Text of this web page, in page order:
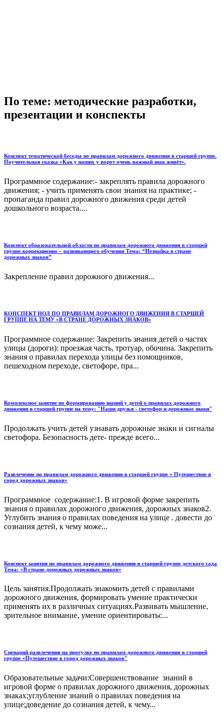
По теме: методические разработки,
презентации и конспекты
Конспект тематической беседы по правилам дорожного движения в старшей группе.
Поучительная сказка «Как у наших у ворот очень важный знак живёт».
Программное содержание:- закреплять правила дорожного
движения; - учить применять свои знания на практике; -
пропаганда правил дорожного движения среди детей
дошкольного возраста....
Конспект образовательной области по правилам дорожного движения в старшей
группе коррекционно – развивающего обучения Тема: “Незнайка в стране
дорожных знаков”
Закрепление правил дорожного движения...
КОНСПЕКТ НОД ПО ПРАВИЛАМ ДОРОЖНОГО ДВИЖЕНИЯ В СТАРШЕЙ
ГРУППЕ НА ТЕМУ «В СТРАНЕ ДОРОЖНЫХ ЗНАКОВ»
Программное содержание: Закрепить знания детей о частях
улицы (дороги): проезжая часть, тротуар, обочина. Закрепить
знания о правилах перехода улицы без помощников,
пешеходном переходе, светофоре, пра...
Комплексное занятие по формированию знаний у детей о правилах дорожного
движения в старшей группе на тему: "Наши друзья - светофор и дорожные знаки"
Продолжать учить детей узнавать дорожные знаки и сигналы
светофора. Безопасность дете- прежде всего...
Развлечение по правилам дорожного движения в старшей группе « Путешествие в
город дорожных знаков»
Программное содержание:1. В игровой форме закрепить
знания о правилах дорожного движения, дорожных знаков2.
Углубить знания о правилах поведения на улице . довести до
сознания детей, к чему може...
Конспект занятия по правилам дорожного движения в старшей группе детского сада
Тема: «В стране дорожных дорожных знаков»
Цель занятия.Продолжать знакомить детей с правилами
дорожного движения, формировать умение практически
применять их в различных ситуациях.Развивать мышление,
зрительное внимание, умение ориентироватьс...
Сценарий развлечения на прогулке по правилам дорожного движения в старшей
группе «Путешествие в город дорожных знаков"
Образовательные задачи:Совершенствование знаний в
игровой форме о правилах дорожного движения, дорожных
знаках;углубление знаний о правилах поведения на
улице;доведение до сознания детей, к чему...